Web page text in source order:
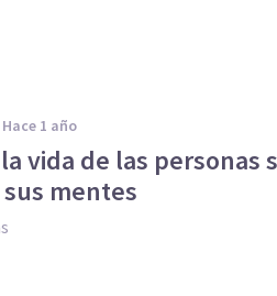
hace 1 año
vida de las personas
mentes